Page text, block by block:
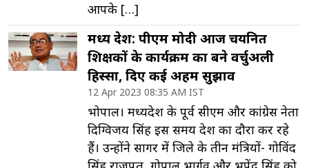
आपके […]
मध्य प्रदेश: पीएम मोदी आज चयनित
शिक्षकों के कार्यक्रम का बने वर्चुअली
हिस्सा, दिए कई अहम सुझाव
12 Apr 2023 08:35 AM IST
भोपाल। मध्यप्रदेश के पूर्व सीएम और कांग्रेस नेता
दिग्विजय सिंह इस समय प्रदेश का दौरा कर रहे
हैं। उन्होंने सागर में जिले के तीन मंत्रियों- गोविंद